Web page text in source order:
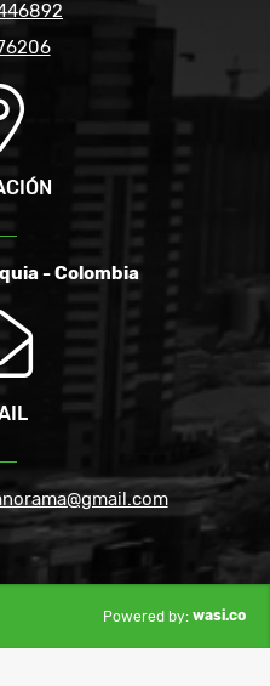
- Colombia
Powered by: wasi.co